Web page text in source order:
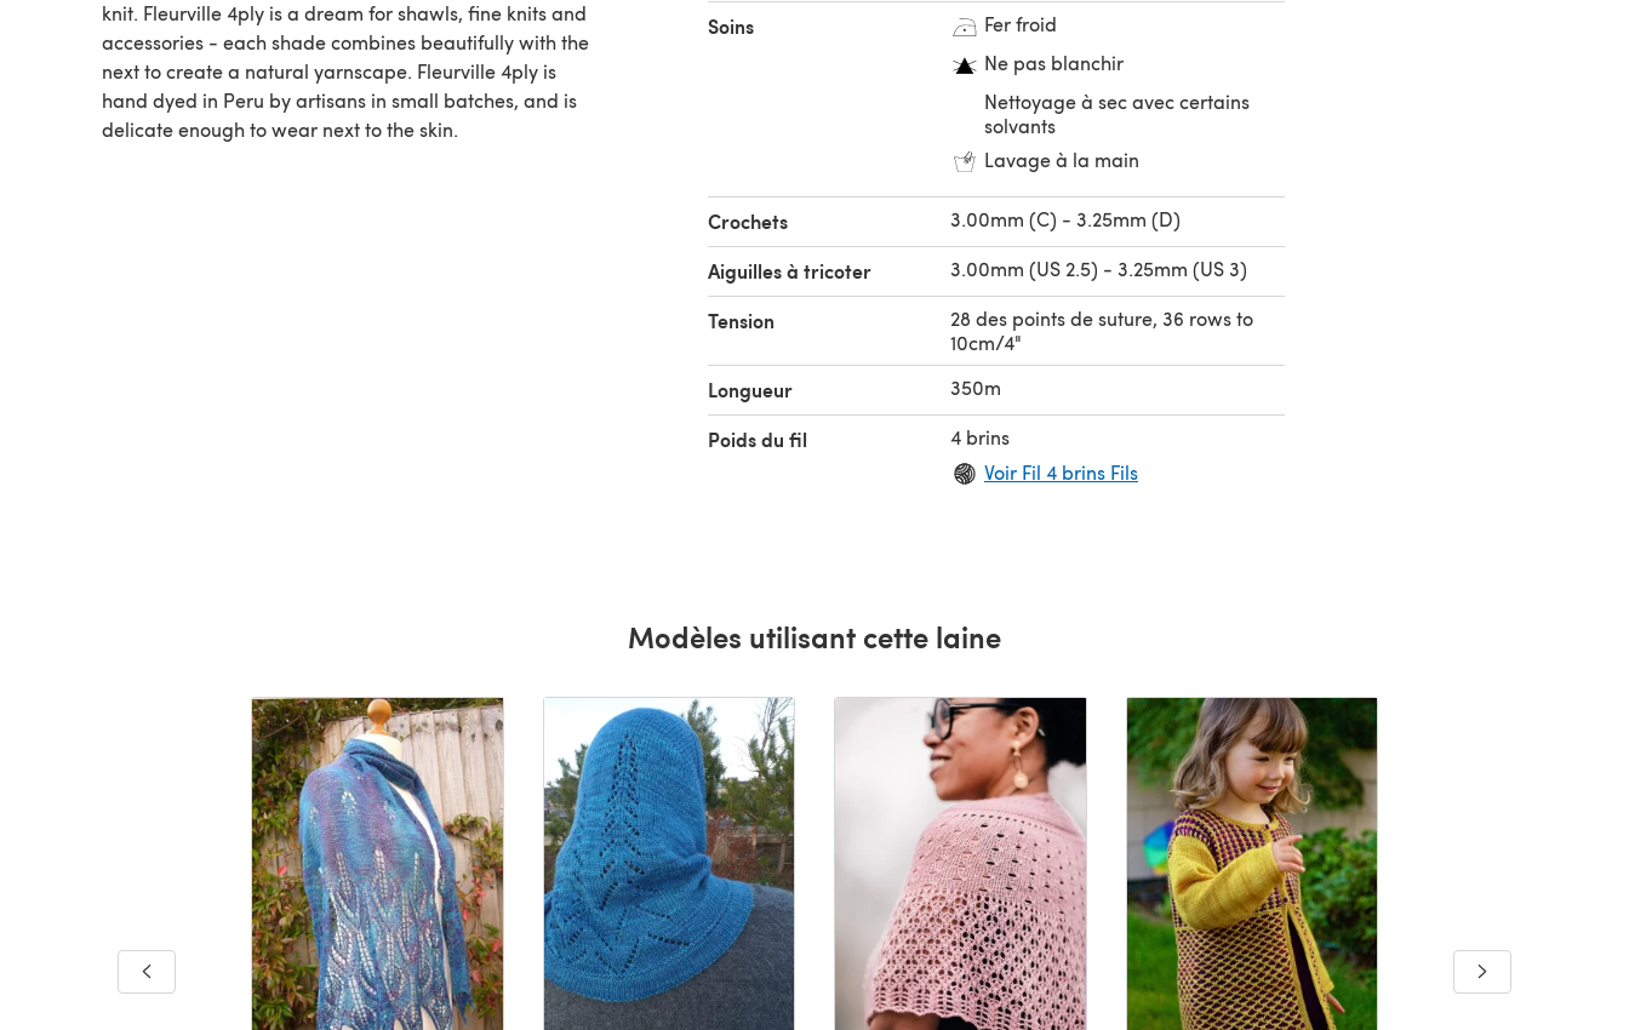
knit. Fleurville 4ply is a dream for shawls, fine knits and
accessories - each shade combines beautifully with the
next to create a natural yarnscape. Fleurville 4ply is
hand dyed in Peru by artisans in small batches, and is
delicate enough to wear next to the skin.
Soins
Fer froid
Ne pas blanchir
Nettoyage à sec avec certains
solvants
Lavage à la main
Crochets 3.00mm (C) - 3.25mm (D)
Aiguilles à tricoter 3.00mm (US 2.5) - 3.25mm (US 3)
Tension
28 des points de suture, 36 rows to
10cm/4"
Longueur 350m
Poids du fil
4 brins
Voir Fil 4 brins Fils
Modèles utilisant cette laine
blossoms shawl
Silver Touch Lace Shawl
PDF téléchargeable,